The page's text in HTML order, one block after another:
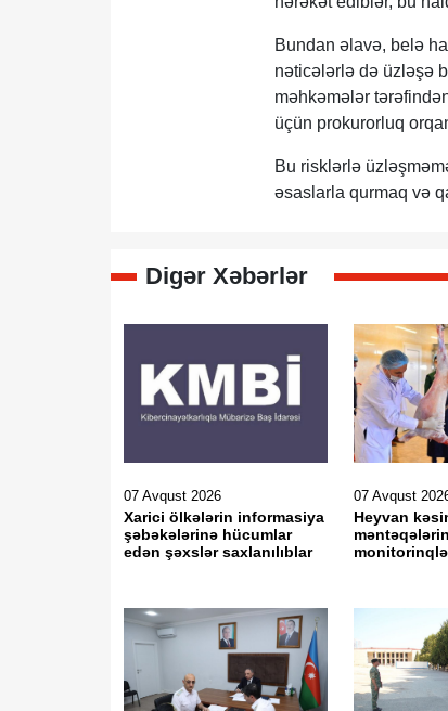
Bundan əlavə, belə
nəticələrlə də üzləşə
məhkəmələr
üçün prokurorluq
Bu risklərlə
əsaslarla qurmaq və
Digər Xəbərlər
07 Avqust 2026
Xarici ölkələrin informasiya
şəbəkələrinə hücumlar
edən şəxslər saxlanılıblar
07 Avqust
Heyvan